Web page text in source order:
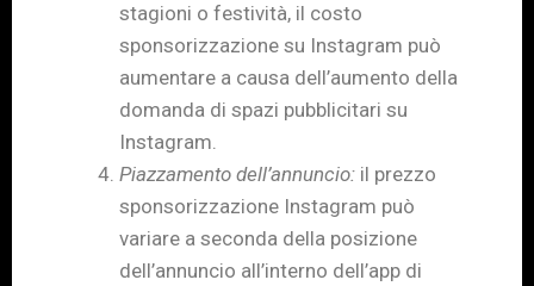
stagioni o festività, il costo
sponsorizzazione su Instagram può
aumentare a causa dell’aumento della
domanda di spazi pubblicitari su
Instagram.
Piazzamento dell’annuncio: il prezzo
sponsorizzazione Instagram può
variare a seconda della posizione
dell’annuncio all’interno dell’app di